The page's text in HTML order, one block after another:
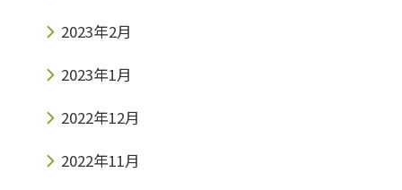
2023年2月
2023年1月
2022年12月
2022年11月